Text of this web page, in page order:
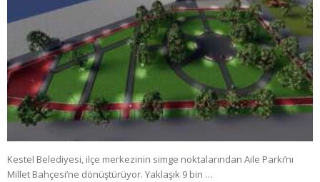
Kestel Belediyesi, ilçe merkezinin simge noktalarından Aile Parkı’nı
Millet Bahçesi’ne dönüştürüyor. Yaklaşık 9 bin …